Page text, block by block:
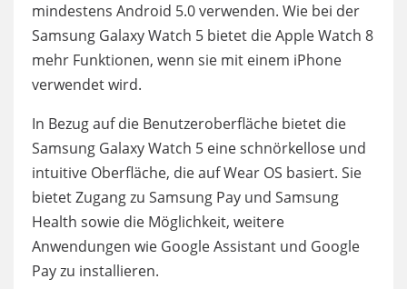
mindestens Android 5.0 verwenden. Wie bei der
Samsung Galaxy Watch 5 bietet die Apple Watch 8
mehr Funktionen, wenn sie mit einem iPhone
verwendet wird.
In Bezug auf die Benutzeroberfläche bietet die
Samsung Galaxy Watch 5 eine schnörkellose und
intuitive Oberfläche, die auf Wear OS basiert. Sie
bietet Zugang zu Samsung Pay und Samsung
Health sowie die Möglichkeit, weitere
Anwendungen wie Google Assistant und Google
Pay zu installieren.